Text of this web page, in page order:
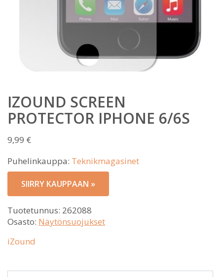
IZOUND SCREEN
PROTECTOR IPHONE 6/6S
9,99 €
Puhelinkauppa: Teknikmagasinet
SIIRRY KAUPPAAN »
Tuotetunnus: 262088
Osasto: Näytönsuojukset
iZound